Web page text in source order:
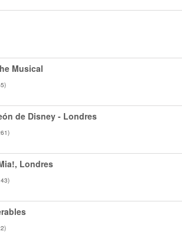
Musical
de Disney - Londres
Londres